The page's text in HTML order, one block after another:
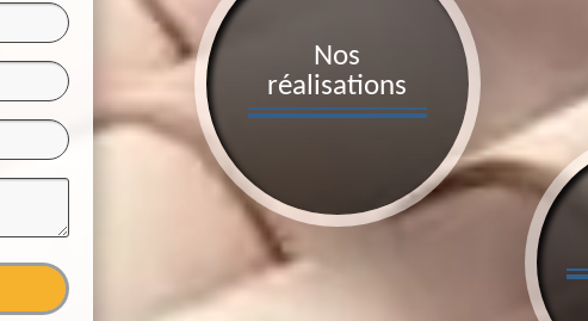
Nos
réalisations